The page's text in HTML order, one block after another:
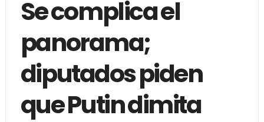
Se complica el
panorama;
diputados piden
que Putin dimita